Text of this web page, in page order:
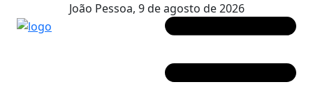
João Pessoa, 9 de agosto de 2026